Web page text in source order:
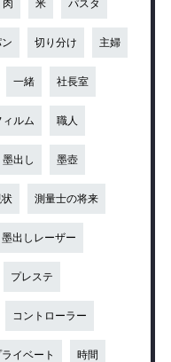
肉 米 パスタ
切り分け 主婦
一緒 社長室
ィルム 職人
墨出し 墨壺
測量士の将来
墨出しレーザー
プレステ
コントローラー
ライベート 時間